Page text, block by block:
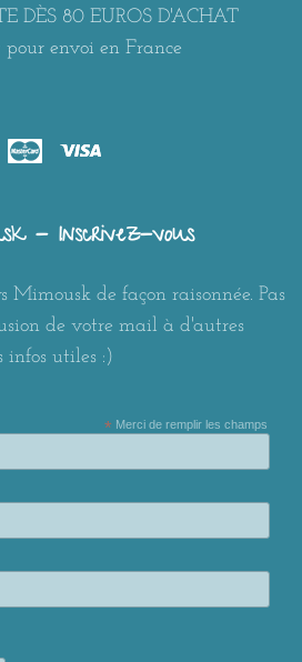
DÈS 80 EUROS D'ACHAT
envoi en France
- Inscrivez-vous
Mimousk de façon raisonnée. Pas
de votre mail à d'autres
infos utiles :)
* Merci de remplir les champs